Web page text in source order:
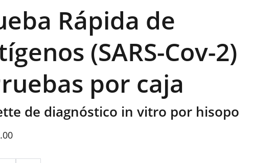
Rápida de
(SARS-Cov-2)
por caja
de diagnóstico in vitro por hisopo